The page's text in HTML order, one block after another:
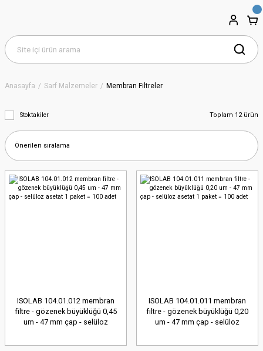
Anasayfa Sarf Malzemeler Membran Filtreler
Stoktakiler Toplam 12 ürün
ISOLAB 104.01.012 membran
filtre - gözenek büyüklüğü 0,45
um - 47 mm çap - selüloz
ISOLAB 104.01.011 membran
filtre - gözenek büyüklüğü 0,20
um - 47 mm çap - selüloz